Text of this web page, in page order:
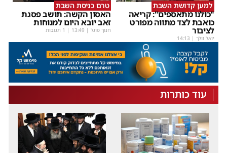
למען קדושת השבת
"כולנו מתאספים": קריאה
כואבת לצד מתווה מפורט
לציבור
יואל וולך |
14:13
טרם כניסת השבת
האסון הקשה: תושב פסגת
זאב יובא היום למנוחות
חנוך פוגל |
13:49 | 1 תגובות
עוד כותרות